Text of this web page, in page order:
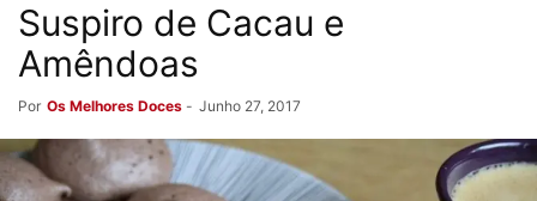
Suspiro de Cacau e
Amêndoas
Por Os Melhores Doces - Junho 27, 2017